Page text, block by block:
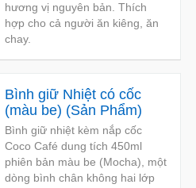
hương vị nguyên bản. Thích
hợp cho cả người ăn kiêng, ăn
chay.
Bình giữ Nhiệt có cốc
(màu be) (Sản Phẩm)
Bình giữ nhiệt kèm nắp cốc
Coco Café dung tích 450ml
phiên bản màu be (Mocha), một
dòng bình chân không hai lớp